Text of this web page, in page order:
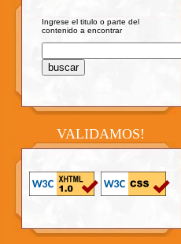
Ingrese el titulo o parte del
contenido a encontrar
VALIDAMOS!